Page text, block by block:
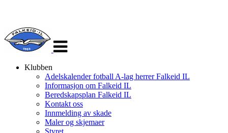
navigasjon
Klubben
Adelskalender fotball A-lag herrer Falkeid IL
Informasjon om Falkeid IL
Beredskapsplan Falkeid IL
Kontakt oss
Innmelding av skade
Maler og skjemaer
Styret